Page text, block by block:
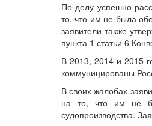
По делу успешно
то, что им не была
заявители также
пункта 1 статьи 6
В 2013, 2014 и 2015
коммуницированы
В своих жалобах
на то, что им не
судопроизводства.